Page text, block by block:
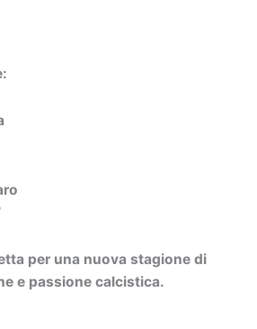
per una nuova stagione di
e passione calcistica.